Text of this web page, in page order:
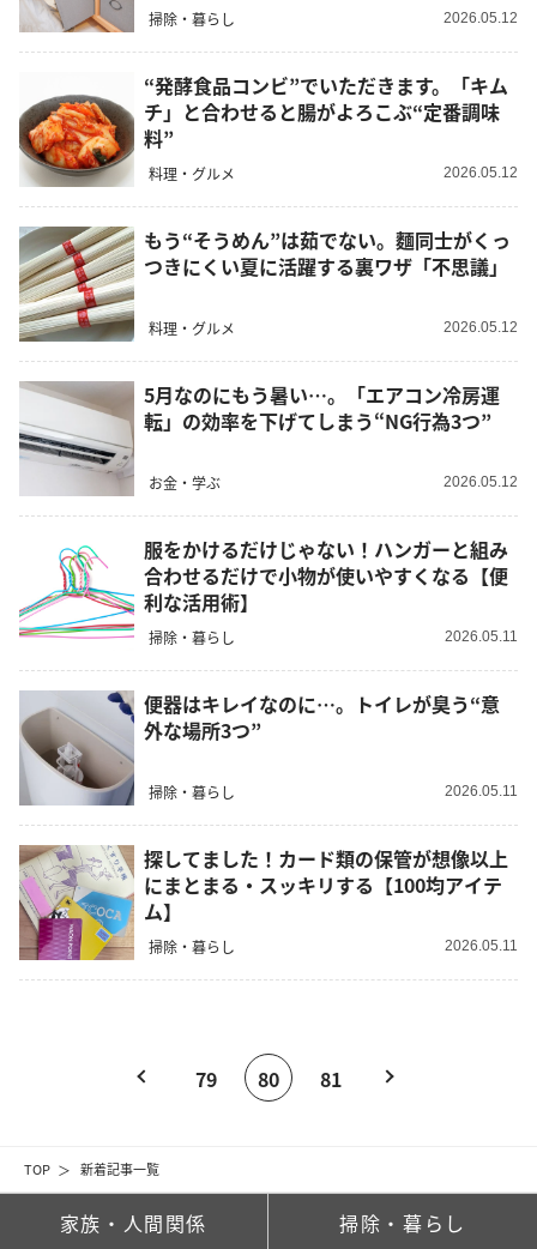
TOP 新着記事一覧
掃除・暮らし 2026.05.12
“発酵食品コンビ”でいただきます。「キム
チ」と合わせると腸がよろこぶ“定番調味
料”
料理・グルメ 2026.05.12
もう“そうめん”は茹でない。麵同士がくっ
つきにくい夏に活躍する裏ワザ「不思議」
料理・グルメ 2026.05.12
5月なのにもう暑い…。「エアコン冷房運
転」の効率を下げてしまう“NG行為3つ”
お金・学ぶ 2026.05.12
服をかけるだけじゃない！ハンガーと組み
合わせるだけで小物が使いやすくなる【便
利な活用術】
掃除・暮らし 2026.05.11
便器はキレイなのに…。トイレが臭う“意
外な場所3つ”
掃除・暮らし 2026.05.11
探してました！カード類の保管が想像以上
にまとまる・スッキリする【100均アイテ
ム】
掃除・暮らし 2026.05.11
79 80 81
家族・人間関係 掃除・暮らし